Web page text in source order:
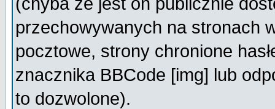
przechowywanych na stronach
pocztowe, strony chronione
znacznika BBCode [img] lub
to dozwolone).